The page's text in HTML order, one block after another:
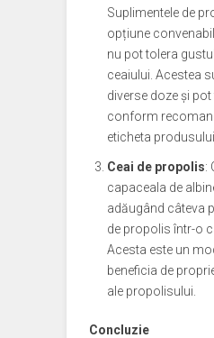
Suplimentele de
opțiune
nu pot tolera
ceaiului. Acestea
diverse doze și
conform
eticheta produsului.
Ceai de propolis:
capaceala de
adăugând câteva
de propolis într-o
Acesta este un
beneficia de
ale propolisului.
Concluzie